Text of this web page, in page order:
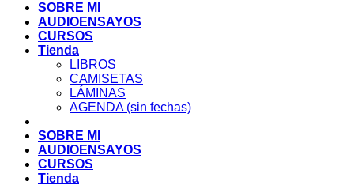
SOBRE MI
AUDIOENSAYOS
CURSOS
Tienda
LIBROS
CAMISETAS
LÁMINAS
AGENDA (sin fechas)
SOBRE MI
AUDIOENSAYOS
CURSOS
Tienda